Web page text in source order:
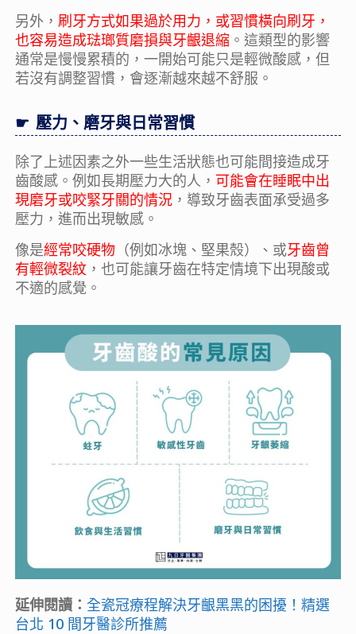
另外， 刷牙方式如果過於用力，或習慣橫向刷牙，
也容易造成琺瑯質磨損與牙齦退縮 。這類型的影響
通常是慢慢累積的，一開始可能只是輕微酸感，但
若沒有調整習慣，會逐漸越來越不舒服。
壓力、磨牙與日常習慣
除了上述因素之外一些生活狀態也可能間接造成牙
齒酸感。例如長期壓力大的人， 可能會在睡眠中出
現磨牙或咬緊牙關的情況 ，導致牙齒表面承受過多
壓力，進而出現敏感。
像是經常咬硬物 （例如冰塊、堅果殼）、或牙齒曾
有輕微裂紋 ，也可能讓牙齒在特定情境下出現酸或
不適的感覺。
延伸閱讀：全瓷冠療程解決牙齦黑黑的困擾！精選
台北 10 間牙醫診所推薦